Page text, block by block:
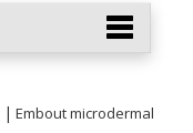
Embout microdermal